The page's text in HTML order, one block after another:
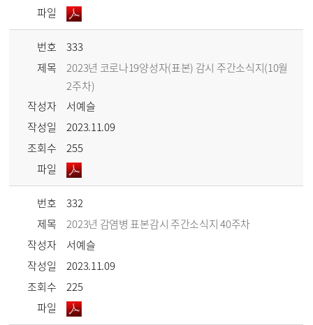
파일
번호
333
제목
2023년 코로나19양성자(표본) 감시 주간소식지(10월
2주차)
작성자
서예슬
작성일
2023.11.09
조회수
255
파일
번호
332
제목
2023년 감염병 표본감시 주간소식지 40주차
작성자
서예슬
작성일
2023.11.09
조회수
225
파일